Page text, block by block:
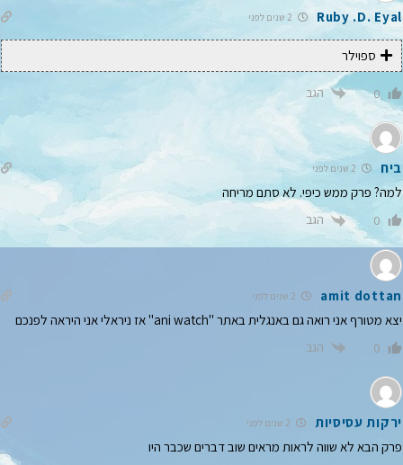
Ruby .D. Eyal
ספוילר
0 הגב
ביח
למה? פרק ממש כיפי. לא סתם מריחה
0 הגב
amit dottan
יצא מטורף אני רואה גם באנגלית באתר "ani watch" אז ניראלי אני היראה לפנכם
0 הגב
ירקות עסיסיות
פרק הבא לא שווה לראות מראים שוב דברים שכבר היו